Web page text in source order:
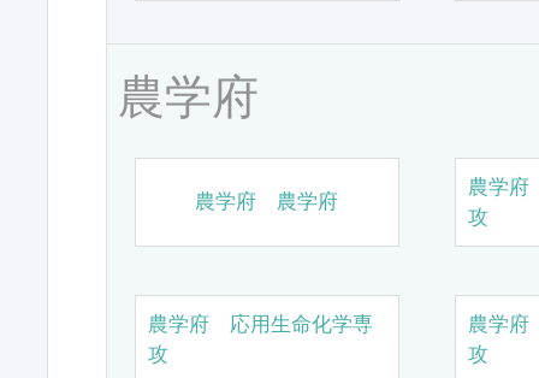
農学府
農学府 農学府
農学
攻
農学府 応用生命化学専
攻
農学
攻